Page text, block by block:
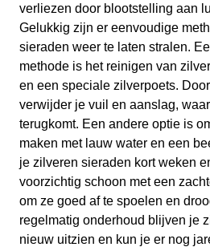
verliezen door blootstelling aan
Gelukkig zijn er eenvoudige
sieraden weer te laten stralen.
methode is het reinigen van
en een speciale zilverpoets.
verwijder je vuil en aanslag,
terugkomt. Een andere optie is
maken met lauw water en een
je zilveren sieraden kort weken
voorzichtig schoon met een
om ze goed af te spoelen en
regelmatig onderhoud blijven je
nieuw uitzien en kun je er nog